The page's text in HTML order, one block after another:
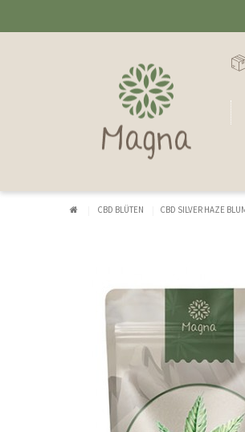
CBD BLÜTEN CBD SILVER HAZE